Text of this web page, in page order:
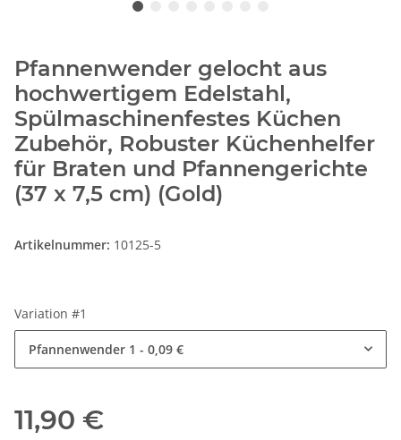
Pfannenwender gelocht aus
hochwertigem Edelstahl,
Spülmaschinenfestes Küchen
Zubehör, Robuster Küchenhelfer
für Braten und Pfannengerichte
(37 x 7,5 cm) (Gold)
Artikelnummer: 10125-5
Variation #1
Pfannenwender 1 - 0,09 €
11,90 €